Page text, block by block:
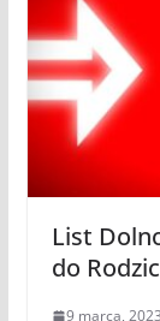
List
do
9 marca, 2023